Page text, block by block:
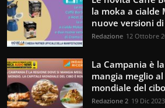
la moka a cialde
nuove versioni
Redazione 12 Ottobre
La Campania è
mangia meglio
mondiale del
Redazione 2 19 Dic